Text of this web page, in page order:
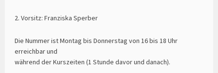
2. Vorsitz: Franziska Sperber
Die Nummer ist Montag bis Donnerstag von 16 bis 18 Uhr
erreichbar und
während der Kurszeiten (1 Stunde davor und danach).